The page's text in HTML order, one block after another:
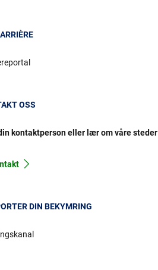
OSS
kontaktperson eller lær om våre steder
DIN BEKYMRING